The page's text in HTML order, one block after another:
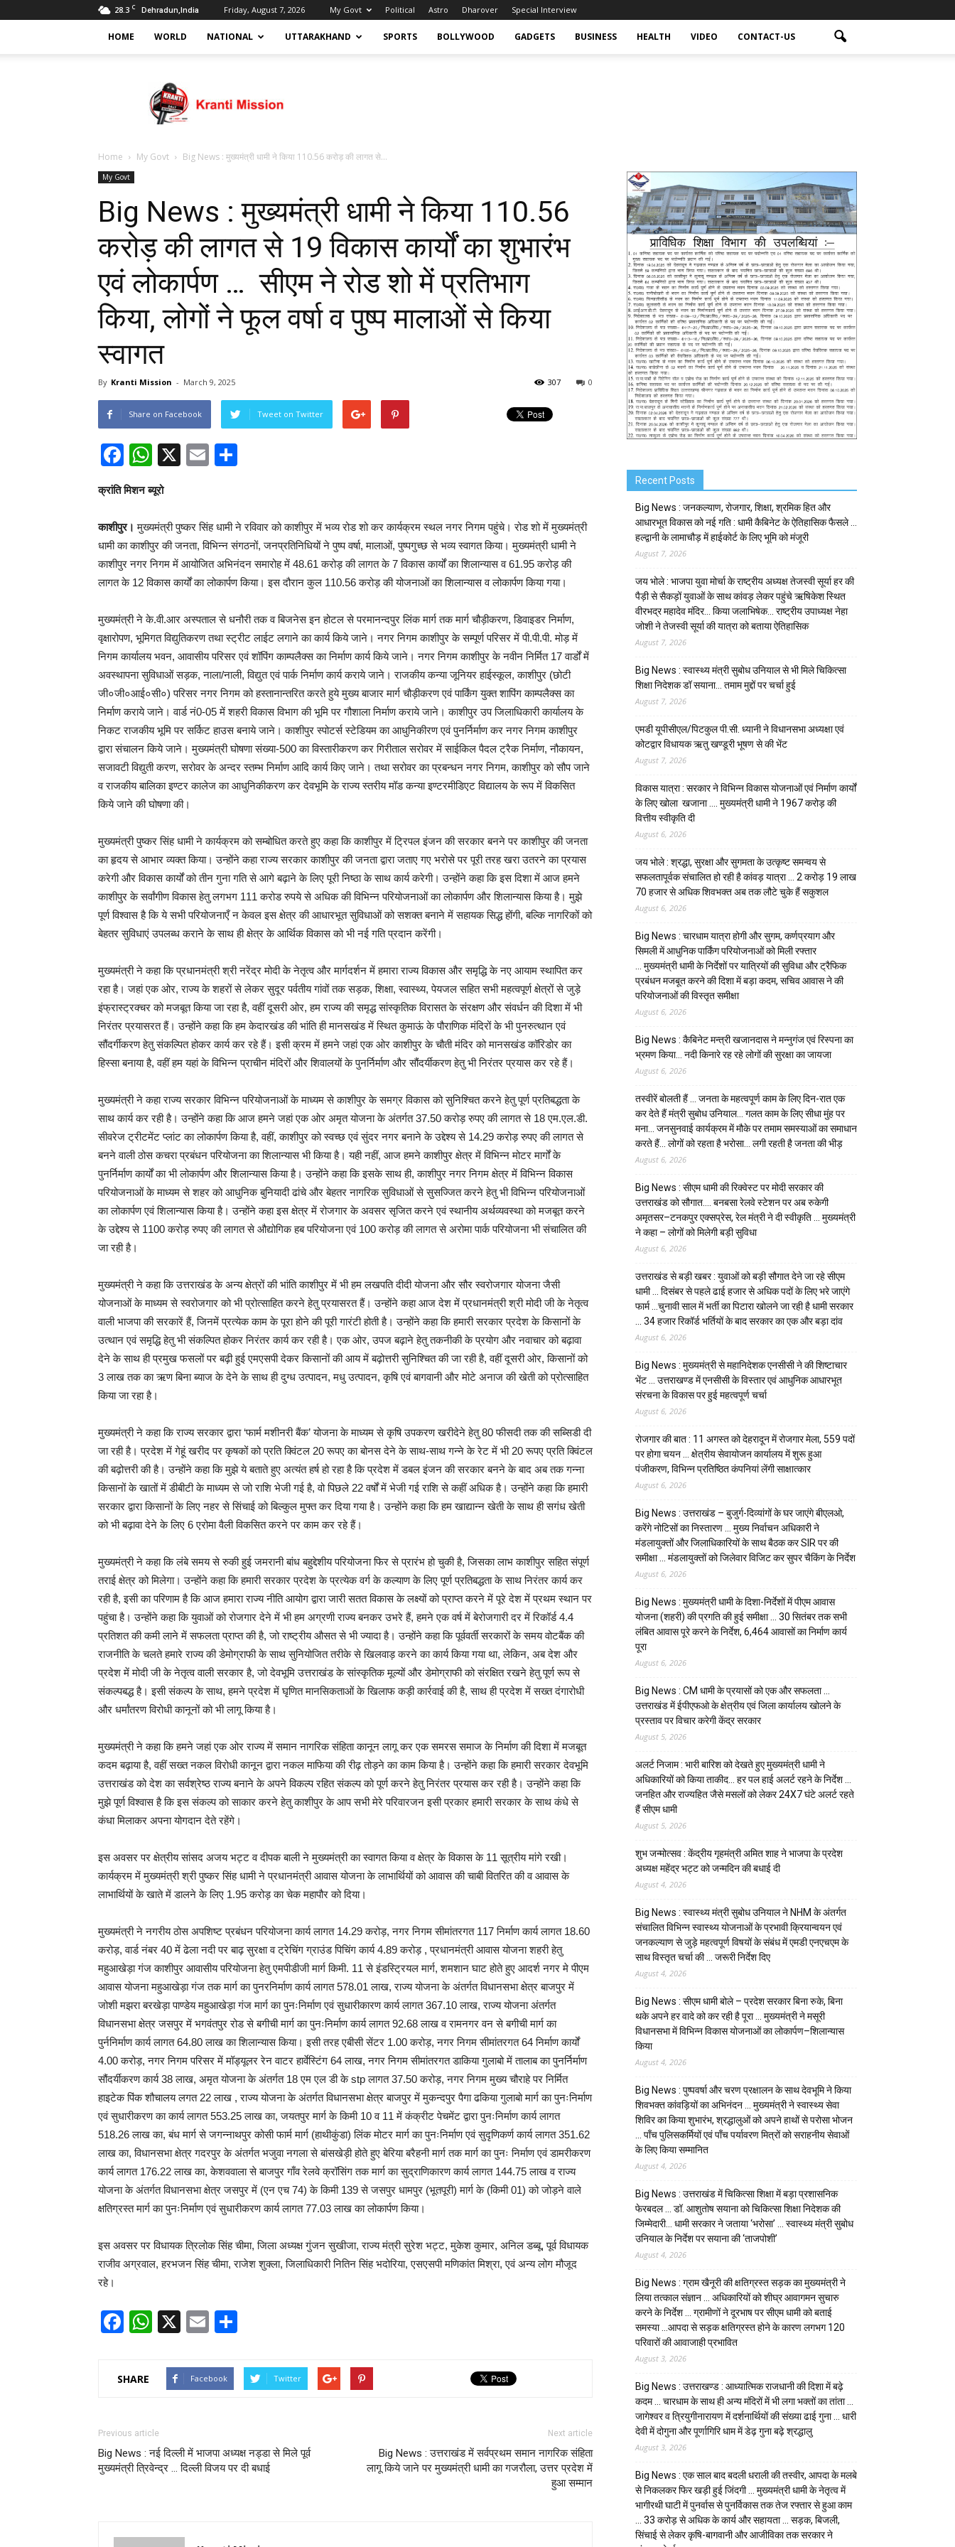
28.3 C Dehradun,India Friday, August 7, 2026 My Govt Political Astro Dharover Special Interview
HOME WORLD NATIONAL UTTARAKHAND SPORTS BOLLYWOOD GADGETS BUSINESS HEALTH VIDEO CONTACT-US
mission
Home My Govt Big News : मुख्यमंत्री धामी ने किया 110.56 करोड़ की लागत से...
My Govt
Big News : मुख्यमंत्री धामी ने किया 110.56
करोड़ की लागत से 19 विकास कार्यों का शुभारंभ
एवं लोकार्पण … सीएम ने रोड शो में प्रतिभाग
किया, लोगों ने फूल वर्षा व पुष्प मालाओं से किया
स्वागत
By Kranti Mission - March 9, 2025 0
307
Share on Facebook Tweet on Twitter
Facebook
WhatsApp
X Email
क्रांति मिशन ब्यूरो
काशीपुर। मुख्यमंत्री पुष्कर सिंह धामी ने रविवार को काशीपुर में भव्य रोड शो कर कार्यक्रम स्थल नगर निगम पहुंचे। रोड शो में मुख्यमंत्री
धामी का काशीपुर की जनता, विभिन्न संगठनों, जनप्रतिनिधियों ने पुष्प वर्षा, मालाओं, पुष्पगुच्छ से भव्य स्वागत किया। मुख्यमंत्री धामी ने
काशीपुर नगर निगम में आयोजित अभिनंदन समारोह में 48.61 करोड़ की लागत के 7 विकास कार्यों का शिलान्यास व 61.95 करोड़ की
लागत के 12 विकास कार्यों का लोकार्पण किया। इस दौरान कुल 110.56 करोड़ की योजनाओं का शिलान्यास व लोकार्पण किया गया।
मुख्यमंत्री ने के.वी.आर अस्पताल से धनौरी तक व बिजनेस इन होटल से परमानन्दपुर लिंक मार्ग तक मार्ग चौड़ीकरण, डिवाइडर निर्माण,
वृक्षारोपण, भूमिगत विद्युतिकरण तथा स्ट्रीट लाईट लगाने का कार्य किये जाने। नगर निगम काशीपुर के सम्पूर्ण परिसर में पी.पी.पी. मोड़ में
निगम कार्यालय भवन, आवासीय परिसर एवं शॉपिंग काम्पलैक्स का निर्माण कार्य किये जाने। नगर निगम काशीपुर के नवीन निर्मित 17 वार्डों में
अवस्थापना सुविधाओं सड़क, नाला/नाली, विद्युत एवं पार्क निर्माण कार्य कराये जाने। राजकीय कन्या जूनियर हाईस्कूल, काशीपुर (छोटी
जी०जी०आई०सी०) परिसर नगर निगम को हस्तानान्तरित करते हुये मुख्य बाजार मार्ग चौड़ीकरण एवं पार्किंग युक्त शापिंग काम्पलैक्स का
निर्माण कराये जाने। वार्ड नं0-05 में शहरी विकास विभाग की भूमि पर गौशाला निर्माण कराये जाने। काशीपुर उप जिलाधिकारी कार्यालय के
निकट राजकीय भूमि पर सर्किट हाउस बनाये जाने। काशीपुर स्पोटर्स स्टेडियम का आधुनिकीरण एवं पुनर्निर्माण कर नगर निगम काशीपुर
द्वारा संचालन किये जाने। मुख्यमंत्री घोषणा संख्या-500 का विस्तारीकरण कर गिरीताल सरोवर में साईकिल पैदल ट्रैक निर्माण, नौकायन,
सजावटी विद्युती करण, सरोवर के अन्दर स्तम्भ निर्माण आदि कार्य किए जाने। तथा सरोवर का प्रबन्धन नगर निगम, काशीपुर को सौप जाने
व राजकीय बालिका इण्टर कालेज का आधुनिकीकरण कर देवभूमि के राज्य स्तरीय मॉड कन्या इण्टरमीडिएट विद्यालय के रूप में विकसित
किये जाने की घोषणा की।
मुख्यमंत्री पुष्कर सिंह धामी ने कार्यक्रम को सम्बोधित करते हुए कहा कि काशीपुर में ट्रिपल इंजन की सरकार बनने पर काशीपुर की जनता
का हृदय से आभार व्यक्त किया। उन्होंने कहा राज्य सरकार काशीपुर की जनता द्वारा जताए गए भरोसे पर पूरी तरह खरा उतरने का प्रयास
करेगी और विकास कार्यों को तीन गुना गति से आगे बढ़ाने के लिए पूरी निष्ठा के साथ कार्य करेगी। उन्होंने कहा कि इस दिशा में आज हमने
काशीपुर के सर्वांगीण विकास हेतु लगभग 111 करोड रुपये से अधिक की विभिन्न परियोजनाओं का लोकार्पण और शिलान्यास किया है। मुझे
पूर्ण विश्वास है कि ये सभी परियोजनाएँ न केवल इस क्षेत्र की आधारभूत सुविधाओं को सशक्त बनाने में सहायक सिद्ध होंगी, बल्कि नागरिकों को
बेहतर सुविधाएं उपलब्ध कराने के साथ ही क्षेत्र के आर्थिक विकास को भी नई गति प्रदान करेंगी।
मुख्यमंत्री ने कहा कि प्रधानमंत्री श्री नरेंद्र मोदी के नेतृत्व और मार्गदर्शन में हमारा राज्य विकास और समृद्धि के नए आयाम स्थापित कर
रहा है। जहां एक ओर, राज्य के शहरों से लेकर सुदूर पर्वतीय गांवों तक सड़क, शिक्षा, स्वास्थ्य, पेयजल सहित सभी महत्वपूर्ण क्षेत्रों से जुड़े
इंफ्रास्ट्रक्चर को मजबूत किया जा रहा है, वहीं दूसरी ओर, हम राज्य की समृद्ध सांस्कृतिक विरासत के संरक्षण और संवर्धन की दिशा में भी
निरंतर प्रयासरत हैं। उन्होंने कहा कि हम केदारखंड की भांति ही मानसखंड में स्थित कुमाऊं के पौराणिक मंदिरों के भी पुनरुत्थान एवं
सौंदर्गीकरण हेतु संकल्पित होकर कार्य कर रहे हैं। इसी क्रम में हमने जहां एक ओर काशीपुर के चौती मंदिर को मानसखंड कॉरिडोर का
हिस्सा बनाया है, वहीं हम यहां के विभिन्न प्राचीन मंदिरों और शिवालयों के पुनर्निर्माण और सौंदर्यीकरण हेतु भी निरंतर प्रयास कर रहे हैं।
मुख्यमंत्री ने कहा राज्य सरकार विभिन्न परियोजनाओं के माध्यम से काशीपुर के समग्र विकास को सुनिश्चित करने हेतु पूर्ण प्रतिबद्धता के
साथ कार्य कर रही है। उन्होंने कहा कि आज हमने जहां एक ओर अमृत योजना के अंतर्गत 37.50 करोड़ रुपए की लागत से 18 एम.एल.डी.
सीवरेज ट्रीटमेंट प्लांट का लोकार्पण किया है, वहीं, काशीपुर को स्वच्छ एवं सुंदर नगर बनाने के उद्देश्य से 14.29 करोड़ रुपए की लागत से
बनने वाली ठोस कचरा प्रबंधन परियोजना का शिलान्यास भी किया है। यही नहीं, आज हमने काशीपुर क्षेत्र में विभिन्न मोटर मार्गों के
पुनर्निर्माण कार्यों का भी लोकार्पण और शिलान्यास किया है। उन्होंने कहा कि इसके साथ ही, काशीपुर नगर निगम क्षेत्र में विभिन्न विकास
परियोजनाओं के माध्यम से शहर को आधुनिक बुनियादी ढांचे और बेहतर नागरिक सुविधाओं से सुसज्जित करने हेतु भी विभिन्न परियोजनाओं
का लोकार्पण एवं शिलान्यास किया है। उन्होंने कहा इस क्षेत्र में रोजगार के अवसर सृजित करने एवं स्थानीय अर्थव्यवस्था को मजबूत करने
के उद्देश्य से 1100 करोड़ रुपए की लागत से औद्योगिक हब परियोजना एवं 100 करोड़ की लागत से अरोमा पार्क परियोजना भी संचालित की
जा रही है।
मुख्यमंत्री ने कहा कि उत्तराखंड के अन्य क्षेत्रों की भांति काशीपुर में भी हम लखपति दीदी योजना और सौर स्वरोजगार योजना जैसी
योजनाओं के माध्यम से स्वरोजगार को भी प्रोत्साहित करने हेतु प्रयासरत हैं। उन्होंने कहा आज देश में प्रधानमंत्री श्री मोदी जी के नेतृत्व
वाली भाजपा की सरकारें हैं, जिनमें प्रत्येक काम के पूरा होने की पूरी गारंटी होती है। उन्होंने कहा कि हमारी सरकार प्रदेश के किसानों के
उत्थान एवं समृद्धि हेतु भी संकल्पित होकर निरंतर कार्य कर रही है। एक ओर, उपज बढ़ाने हेतु तकनीकी के प्रयोग और नवाचार को बढ़ावा
देने के साथ ही प्रमुख फसलों पर बढ़ी हुई एमएसपी देकर किसानों की आय में बढ़ोत्तरी सुनिश्चित की जा रही है, वहीं दूसरी ओर, किसानों को
3 लाख तक का ऋण बिना ब्याज के देने के साथ ही दुग्ध उत्पादन, मधु उत्पादन, कृषि एवं बागवानी और मोटे अनाज की खेती को प्रोत्साहित
किया जा रहा है।
मुख्यमंत्री ने कहा कि राज्य सरकार द्वारा ‘फार्म मशीनरी बैंक’ योजना के माध्यम से कृषि उपकरण खरीदेने हेतु 80 फीसदी तक की सब्सिडी दी
जा रही है। प्रदेश में गेहूं खरीद पर कृषकों को प्रति क्विंटल 20 रूपए का बोनस देने के साथ-साथ गन्ने के रेट में भी 20 रूपए प्रति क्विंटल
की बढ़ोत्तरी की है। उन्होंने कहा कि मुझे ये बताते हुए अत्यंत हर्ष हो रहा है कि प्रदेश में डबल इंजन की सरकार बनने के बाद अब तक गन्ना
किसानों के खातों में डीबीटी के माध्यम से जो राशि भेजी गई है, वो पिछले 22 वर्षों में भेजी गई राशि से कहीं अधिक है। उन्होंने कहा कि हमारी
सरकार द्वारा किसानों के लिए नहर से सिंचाई को बिल्कुल मुफ्त कर दिया गया है। उन्होंने कहा कि हम खाद्यान्न खेती के साथ ही सगंध खेती
को भी बढ़ावा देने के लिए 6 एरोमा वैली विकसित करने पर काम कर रहे हैं।
मुख्यमंत्री ने कहा कि लंबे समय से रुकी हुई जमरानी बांध बहुद्देशीय परियोजना फिर से प्रारंभ हो चुकी है, जिसका लाभ काशीपुर सहित संपूर्ण
तराई क्षेत्र को मिलेगा। उन्होंने कहा कि हमारी सरकार प्रदेश के प्रत्येक वर्ग के कल्याण के लिए पूर्ण प्रतिबद्धता के साथ निरंतर कार्य कर
रही है, इसी का परिणाम है कि आज हमारा राज्य नीति आयोग द्वारा जारी सतत विकास के लक्ष्यों को प्राप्त करने में पूरे देश में प्रथम स्थान पर
पहुंचा है। उन्होंने कहा कि युवाओं को रोजगार देने में भी हम अग्रणी राज्य बनकर उभरे हैं, हमने एक वर्ष में बेरोजगारी दर में रिकॉर्ड 4.4
प्रतिशत की कमी लाने में सफलता प्राप्त की है, जो राष्ट्रीय औसत से भी ज्यादा है। उन्होंने कहा कि पूर्ववर्ती सरकारों के समय वोटबैंक की
राजनीति के चलते हमारे राज्य की डेमोग्राफी के साथ सुनियोजित तरीके से खिलवाड़ करने का कार्य किया गया था, लेकिन, अब देश और
प्रदेश में मोदी जी के नेतृत्व वाली सरकार है, जो देवभूमि उत्तराखंड के सांस्कृतिक मूल्यों और डेमोग्राफी को संरक्षित रखने हेतु पूर्ण रूप से
संकल्पबद्ध है। इसी संकल्प के साथ, हमने प्रदेश में घृणित मानसिकताओं के खिलाफ कड़ी कार्रवाई की है, साथ ही प्रदेश में सख्त दंगारोधी
और धर्मांतरण विरोधी कानूनों को भी लागू किया है।
मुख्यमंत्री ने कहा कि हमने जहां एक ओर राज्य में समान नागरिक संहिता कानून लागू कर एक समरस समाज के निर्माण की दिशा में मजबूत
कदम बढ़ाया है, वहीं सख्त नकल विरोधी कानून द्वारा नकल माफिया की रीढ़ तोड़ने का काम किया है। उन्होंने कहा कि हमारी सरकार देवभूमि
उत्तराखंड को देश का सर्वश्रेष्ठ राज्य बनाने के अपने विकल्प रहित संकल्प को पूर्ण करने हेतु निरंतर प्रयास कर रही है। उन्होंने कहा कि
मुझे पूर्ण विश्वास है कि इस संकल्प को साकार करने हेतु काशीपुर के आप सभी मेरे परिवारजन इसी प्रकार हमारी सरकार के साथ कंधे से
कंधा मिलाकर अपना योगदान देते रहेंगे।
इस अवसर पर क्षेत्रीय सांसद अजय भट्ट व दीपक बाली ने मुख्यमंत्री का स्वागत किया व क्षेत्र के विकास के 11 सूत्रीय मांगे रखी।
कार्यक्रम में मुख्यमंत्री श्री पुष्कर सिंह धामी ने प्रधानमंत्री आवास योजना के लाभार्थियों को आवास की चाबी वितरित की व आवास के
लाभार्थियों के खाते में डालने के लिए 1.95 करोड़ का चेक महापौर को दिया।
मुख्यमंत्री ने नगरीय ठोस अपशिष्ट प्रबंधन परियोजना कार्य लागत 14.29 करोड़, नगर निगम सीमांतरगत 117 निर्माण कार्य लागत 18.60
करोड़, वार्ड नंबर 40 में ढेला नदी पर बाढ़ सुरक्षा व ट्रेचिंग ग्राउंड पिचिंग कार्य 4.89 करोड़ , प्रधानमंत्री आवास योजना शहरी हेतु
महुआखेड़ा गंज काशीपुर आवासीय परियोजना हेतु एमपीडीजी मार्ग किमी. 11 से इंडस्ट्रियल मार्ग, शमशान घाट होते हुए आदर्श नगर मे पीएम
आवास योजना महुआखेड़ा गंज तक मार्ग का पुनरनिर्माण कार्य लागत 578.01 लाख, राज्य योजना के अंतर्गत विधानसभा क्षेत्र बाजपुर में
जोशी मझरा बरखेड़ा पाण्डेय महुआखेड़ा गंज मार्ग का पुनःनिर्माण एवं सुधारीकारण कार्य लागत 367.10 लाख, राज्य योजना अंतर्गत
विधानसभा क्षेत्र जसपुर में भगवंतपुर रोड से बगीची मार्ग का पुनःनिर्माण कार्य लागत 92.68 लाख व रामनगर वन से बगीची मार्ग का
पुर्ननिर्माण कार्य लागत 64.80 लाख का शिलान्यास किया। इसी तरह एबीसी सेंटर 1.00 करोड़, नगर निगम सीमांतरगत 64 निर्माण कार्यों
4.00 करोड़, नगर निगम परिसर में मॉड्यूलर रेन वाटर हार्वेस्टिंग 64 लाख, नगर निगम सीमांतरगत डाकिया गुलाबो में तालाब का पुनर्निर्माण
सौंदर्यीकरण कार्य 38 लाख, अमृत योजना के अंतर्गत 18 एम एल डी के stp लागत 37.50 करोड़, नगर निगम मुख्य चौराहे पर निर्मित
हाइटेक पिंक शौचालय लगत 22 लाख , राज्य योजना के अंतर्गत विधानसभा क्षेत्र बाजपुर में मुकन्दपुर पैगा ढकिया गुलाबो मार्ग का पुनःनिर्माण
एवं सुधारीकरण का कार्य लागत 553.25 लाख का, जयतपुर मार्ग के किमी 10 व 11 में कंक्रीट पेचमेंट द्वारा पुनःनिर्माण कार्य लागत
518.26 लाख का, बंध मार्ग से जगन्नाथपुर कोसी फार्म मार्ग (हाथीकुंडा) लिंक मोटर मार्ग का पुनःनिर्माण एवं सुदृणिकर्ण कार्य लागत 351.62
लाख का, विधानसभा क्षेत्र गदरपुर के अंतर्गत भजुवा नगला से बांसखेड़ी होते हुए बेरिया बरैहनी मार्ग तक मार्ग का पुनः निर्माण एवं डामरीकरण
कार्य लागत 176.22 लाख का, केशववाला से बाजपुर गाँव रेलवे क्रॉसिंग तक मार्ग का सुद्राणिकारण कार्य लागत 144.75 लाख व राज्य
योजना के अंतर्गत विधानसभा क्षेत्र जसपुर में (एन एच 74) के किमी 139 से जसपुर धामपुर (भूतपूरी) मार्ग के (किमी 01) को जोड़ने वाले
क्षतिग्रस्त मार्ग का पुनःनिर्माण एवं सुधारीकरण कार्य लागत 77.03 लाख का लोकार्पण किया।
इस अवसर पर विधायक त्रिलोक सिंह चीमा, जिला अध्यक्ष गुंजन सुखीजा, राज्य मंत्री सुरेश भट्ट, मुकेश कुमार, अनिल डब्बू, पूर्व विधायक
राजीव अग्रवाल, हरभजन सिंह चीमा, राजेश शुक्ला, जिलाधिकारी नितिन सिंह भदोरिया, एसएसपी मणिकांत मिश्रा, एवं अन्य लोग मौजूद
रहे।
Facebook
WhatsApp
X Email
SHARE Facebook Twitter
Previous article
Big News : नई दिल्ली में भाजपा अध्यक्ष नड्डा से मिले पूर्व
मुख्यमंत्री त्रिवेन्द्र … दिल्ली विजय पर दी बधाई
Next article
Big News : उत्तराखंड में सर्वप्रथम समान नागरिक संहिता
लागू किये जाने पर मुख्यमंत्री धामी का गजरौला, उत्तर प्रदेश में
हुआ सम्मान
Recent Posts
Big News : जनकल्याण, रोजगार, शिक्षा, श्रमिक हित और
आधारभूत विकास को नई गति : धामी कैबिनेट के ऐतिहासिक फैसले …
हल्द्वानी के लामाचौड़ में हाईकोर्ट के लिए भूमि को मंजूरी
August 7, 2026
जय भोले : भाजपा युवा मोर्चा के राष्ट्रीय अध्यक्ष तेजस्वी सूर्या हर की
पैड़ी से सैकड़ों युवाओं के साथ कांवड़ लेकर पहुंचे ऋषिकेश स्थित
वीरभद्र महादेव मंदिर… किया जलाभिषेक… राष्ट्रीय उपाध्यक्ष नेहा
जोशी ने तेजस्वी सूर्या की यात्रा को बताया ऐतिहासिक
August 7, 2026
Big News : स्वास्थ्य मंत्री सुबोध उनियाल से भी मिले चिकित्सा
शिक्षा निदेशक डॉ सयाना… तमाम मुद्दों पर चर्चा हुई
August 7, 2026
एमडी यूपीसीएल/पिटकुल पी.सी. ध्यानी ने विधानसभा अध्यक्षा एवं
कोटद्वार विधायक ऋतु खण्डूरी भूषण से की भेंट
August 7, 2026
विकास यात्रा : सरकार ने विभिन्न विकास योजनाओं एवं निर्माण कार्यों
के लिए खोला खजाना …. मुख्यमंत्री धामी ने ₹1967 करोड़ की
वित्तीय स्वीकृति दी
August 6, 2026
जय भोले : श्रद्धा, सुरक्षा और सुगमता के उत्कृष्ट समन्वय से
सफलतापूर्वक संचालित हो रही है कांवड़ यात्रा … 2 करोड़ 19 लाख
70 हजार से अधिक शिवभक्त अब तक लौटे चुके हैं सकुशल
August 6, 2026
Big News : चारधाम यात्रा होगी और सुगम, कर्णप्रयाग और
सिमली में आधुनिक पार्किंग परियोजनाओं को मिली रफ्तार
… मुख्यमंत्री धामी के निर्देशों पर यात्रियों की सुविधा और ट्रैफिक
प्रबंधन मजबूत करने की दिशा में बड़ा कदम, सचिव आवास ने की
परियोजनाओं की विस्तृत समीक्षा
August 6, 2026
Big News : कैबिनेट मन्त्री खजानदास ने मन्नुगंज एवं रिस्पना का
भ्रमण किया… नदी किनारे रह रहे लोगों की सुरक्षा का जायजा
August 6, 2026
तस्वीरें बोलती हैं … जनता के महत्वपूर्ण काम के लिए दिन-रात एक
कर देते हैं मंत्री सुबोध उनियाल… गलत काम के लिए सीधा मुंह पर
मना… जनसुनवाई कार्यक्रम में मौके पर तमाम समस्याओं का समाधान
करते हैं… लोगों को रहता है भरोसा… लगी रहती है जनता की भीड़
August 6, 2026
Big News : सीएम धामी की रिक्वेस्ट पर मोदी सरकार की
उत्तराखंड को सौगात…. बनबसा रेलवे स्टेशन पर अब रुकेगी
अमृतसर–टनकपुर एक्सप्रेस, रेल मंत्री ने दी स्वीकृति … मुख्यमंत्री
ने कहा – लोगों को मिलेगी बड़ी सुविधा
August 6, 2026
उत्तराखंड से बड़ी खबर : युवाओं को बड़ी सौगात देने जा रहे सीएम
धामी … दिसंबर से पहले ढाई हजार से अधिक पदों के लिए भरे जाएंगे
फार्म …चुनावी साल में भर्ती का पिटारा खोलने जा रही है धामी सरकार
… 34 हजार रिकॉर्ड भर्तियों के बाद सरकार का एक और बड़ा दांव
August 6, 2026
Big News : मुख्यमंत्री से महानिदेशक एनसीसी ने की शिष्टाचार
भेंट … उत्तराखण्ड में एनसीसी के विस्तार एवं आधुनिक आधारभूत
संरचना के विकास पर हुई महत्वपूर्ण चर्चा
August 6, 2026
रोजगार की बात : 11 अगस्त को देहरादून में रोजगार मेला, 559 पदों
पर होगा चयन … क्षेत्रीय सेवायोजन कार्यालय में शुरू हुआ
पंजीकरण, विभिन्न प्रतिष्ठित कंपनियां लेंगी साक्षात्कार
August 6, 2026
Big News : उत्तराखंड – बुजुर्ग-दिव्यांगों के घर जाएंगे बीएलओ,
करेंगे नोटिसों का निस्तारण … मुख्य निर्वाचन अधिकारी ने
मंडलायुक्तों और जिलाधिकारियों के साथ बैठक कर SIR पर की
समीक्षा … मंडलायुक्तों को जिलेवार विजिट कर सुपर चैकिंग के निर्देश
August 6, 2026
Big News : मुख्यमंत्री धामी के दिशा-निर्देशों में पीएम आवास
योजना (शहरी) की प्रगति की हुई समीक्षा … 30 सितंबर तक सभी
लंबित आवास पूरे करने के निर्देश, 6,464 आवासों का निर्माण कार्य
पूरा
August 6, 2026
Big News : CM धामी के प्रयासों को एक और सफलता …
उत्तराखंड में ईपीएफओ के क्षेत्रीय एवं जिला कार्यालय खोलने के
प्रस्ताव पर विचार करेगी केंद्र सरकार
August 5, 2026
अलर्ट निजाम : भारी बारिश को देखते हुए मुख्यमंत्री धामी ने
अधिकारियों को किया ताकीद… हर पल हाई अलर्ट रहने के निर्देश …
जनहित और राज्यहित जैसे मसलों को लेकर 24X7 घंटे अलर्ट रहते
हैं सीएम धामी
August 5, 2026
शुभ जन्मोत्सव : केंद्रीय गृहमंत्री अमित शाह ने भाजपा के प्रदेश
अध्यक्ष महेंद्र भट्ट को जन्मदिन की बधाई दी
August 4, 2026
Big News : स्वास्थ्य मंत्री सुबोध उनियाल ने NHM के अंतर्गत
संचालित विभिन्न स्वास्थ्य योजनाओं के प्रभावी क्रियान्वयन एवं
जनकल्याण से जुड़े महत्वपूर्ण विषयों के संबंध में एमडी एनएचएम के
साथ विस्तृत चर्चा की … जरूरी निर्देश दिए
August 4, 2026
Big News : सीएम धामी बोले – प्रदेश सरकार बिना रुके, बिना
थके अपने हर वादे को कर रही है पूरा … मुख्यमंत्री ने मसूरी
विधानसभा में विभिन्न विकास योजनाओं का लोकार्पण–शिलान्यास
किया
August 4, 2026
Big News : पुष्पवर्षा और चरण प्रक्षालन के साथ देवभूमि ने किया
शिवभक्त कांवड़ियों का अभिनंदन … मुख्यमंत्री ने स्वास्थ्य सेवा
शिविर का किया शुभारंभ, श्रद्धालुओं को अपने हाथों से परोसा भोजन
… पाँच पुलिसकर्मियों एवं पाँच पर्यावरण मित्रों को सराहनीय सेवाओं
के लिए किया सम्मानित
August 4, 2026
Big News : उत्तराखंड में चिकित्सा शिक्षा में बड़ा प्रशासनिक
फेरबदल … डॉ. आशुतोष सयाना को चिकित्सा शिक्षा निदेशक की
जिम्मेदारी… धामी सरकार ने जताया ‘भरोसा’ … स्वास्थ्य मंत्री सुबोध
उनियाल के निर्देश पर सयाना की ‘ताजपोशी’
August 4, 2026
Big News : ग्राम खैनूरी की क्षतिग्रस्त सड़क का मुख्यमंत्री ने
लिया तत्काल संज्ञान … अधिकारियों को शीघ्र आवागमन सुचारु
करने के निर्देश … ग्रामीणों ने दूरभाष पर सीएम धामी को बताई
समस्या …आपदा से सड़क क्षतिग्रस्त होने के कारण लगभग 120
परिवारों की आवाजाही प्रभावित
August 3, 2026
Big News : उत्तराखण्ड : आध्यात्मिक राजधानी की दिशा में बढ़े
कदम … चारधाम के साथ ही अन्य मंदिरों में भी लगा भक्तों का तांता …
जागेश्वर व त्रियुगीनारायण में दर्शनार्थियों की संख्या ढाई गुना … धारी
देवी में दोगुना और पूर्णागिरि धाम में डेढ़ गुना बढ़े श्रद्धालु
August 3, 2026
Big News : एक साल बाद बदली धराली की तस्वीर, आपदा के मलबे
से निकलकर फिर खड़ी हुई जिंदगी … मुख्यमंत्री धामी के नेतृत्व में
भागीरथी घाटी में पुनर्वास से पुनर्विकास तक तेज रफ्तार से हुआ काम
… ₹33 करोड़ से अधिक के कार्य और सहायता … सड़क, बिजली,
सिंचाई से लेकर कृषि-बागवानी और आजीविका तक सरकार ने